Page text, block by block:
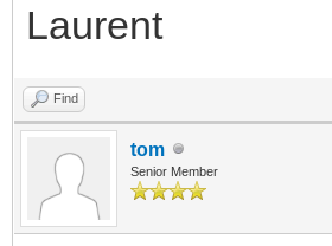
Laurent
Find
tom
Senior Member